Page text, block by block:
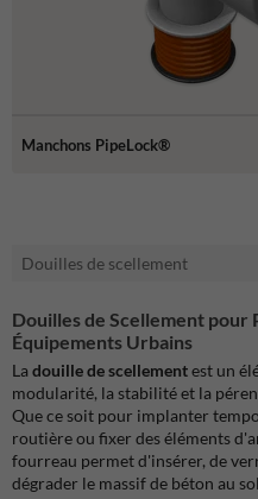
Manchons PipeLock®
Douilles de scellement
Douilles de Scellement pour
Équipements Urbains
La douille de scellementest un
modularité, la stabilité et la
Que ce soit pour implanter
routière ou fixer des éléments
fourreau permet d'insérer, de
dégrader le massif de béton au